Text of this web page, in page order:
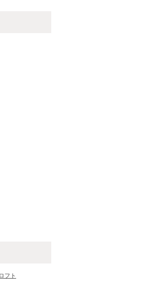
フト